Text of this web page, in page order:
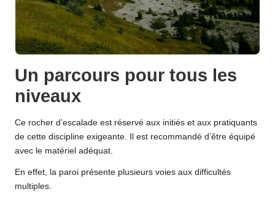
Un parcours pour tous les
niveaux
Ce rocher d’escalade est réservé aux initiés et aux pratiquants
de cette discipline exigeante. Il est recommandé d’être équipé
avec le matériel adéquat.
En effet, la paroi présente plusieurs voies aux difficultés
multiples.